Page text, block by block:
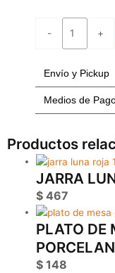
-
cantidad
+
Envío y Pickup
Medios de
Productos
JARRA
$ 467
PLATO DE
$ 148